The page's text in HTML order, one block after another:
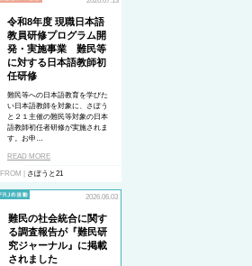
令和8年度 現職日本語
教員研修プログラム開
発・実施事業 難民等
に対する日本語教師初
任研修
難民等への日本語教育を学びた
い日本語教師を対象に、さぽう
と２１主催の難民等対象の日本
語教師初任者研修が実施されま
す。お申…
READ MORE
FROM | さぽうと21
2026.06.03
難民の社会統合に関す
る調査報告が『難民研
究ジャーナル』に掲載
されました